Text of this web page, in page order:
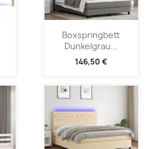
Boxspringbett
Dunkelgrau...
146,50 €